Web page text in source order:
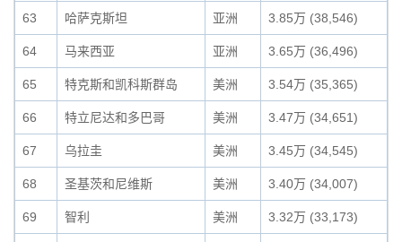
63 哈萨克斯坦 亚洲 3.85万 (38,546)
64 马来西亚 亚洲 3.65万 (36,496)
65 特克斯和凯科斯群岛 美洲 3.54万 (35,365)
66 特立尼达和多巴哥 美洲 3.47万 (34,651)
67 乌拉圭 美洲 3.45万 (34,545)
68 圣基茨和尼维斯 美洲 3.40万 (34,007)
69 智利 美洲 3.32万 (33,173)